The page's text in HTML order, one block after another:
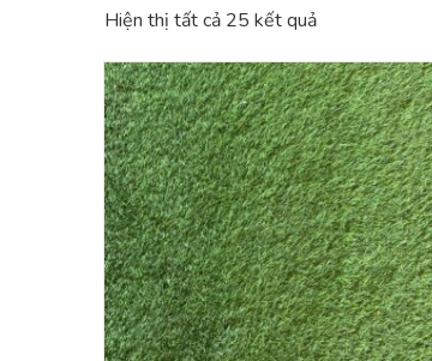
Hiện thị tất cả 25 kết quả